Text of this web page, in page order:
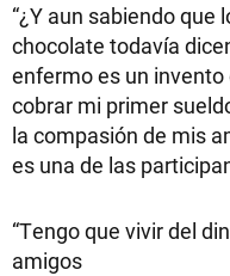
“¿Y aun sabiendo que
chocolate todavía
enfermo es un
cobrar mi primer
la compasión de mis
es una de las
“Tengo que vivir del
amigos